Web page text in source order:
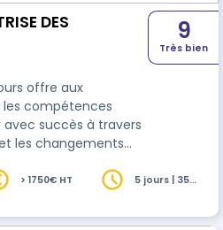
DES
offre aux
compétences
succès à travers
les changements
d'études de
une
9
Très bien
> 1750€ HT
5 jours | 35